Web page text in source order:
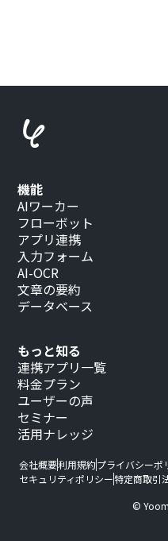
もっと知る
連携アプリ一覧
料金プラン
ユーザーの声
セミナー
活用ナレッジ
機能
AIワーカー
フローボット
アプリ連携
入力フォーム
AI-OCR
文章の要約
データベース
会社概要利用規約プライバシーポ
セキュリティポリシー特定商取引
©